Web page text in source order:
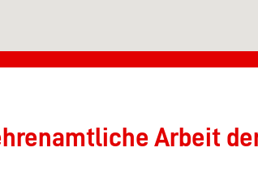
Arbeit